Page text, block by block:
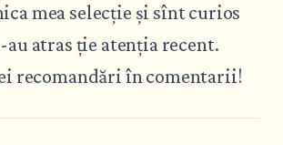
mea selecție și sînt curios
atras ție atenția recent.
recomandări în comentarii!